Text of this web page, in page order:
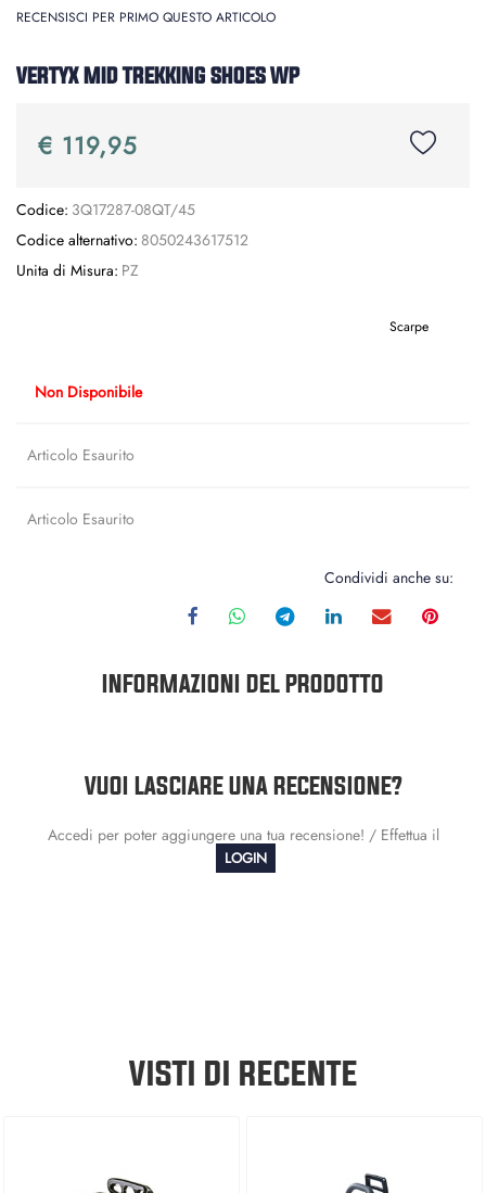
RECENSISCI PER PRIMO QUESTO ARTICOLO
VERTYX MID TREKKING SHOES WP
€ 119,95
Codice: 3Q17287-08QT/45
Codice alternativo: 8050243617512
Unita di Misura: PZ
Scarpe
Non Disponibile
Articolo Esaurito
Articolo Esaurito
Condividi anche su:
INFORMAZIONI DEL PRODOTTO
VUOI LASCIARE UNA RECENSIONE?
Accedi per poter aggiungere una tua recensione! / Effettua il
LOGIN
VISTI DI RECENTE